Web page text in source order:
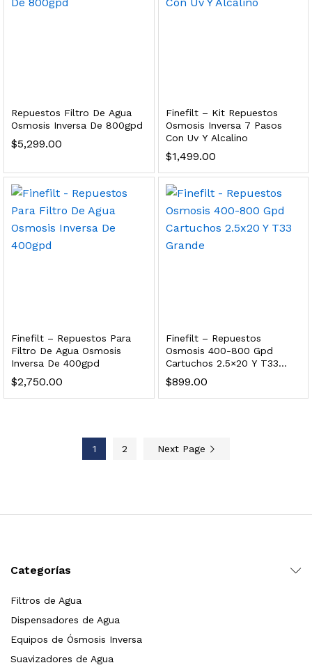
Repuestos Filtro De Agua
Osmosis Inversa De 800gpd
$5,299.00
Finefilt – Kit Repuestos
Osmosis Inversa 7 Pasos
Con Uv Y Alcalino
$1,499.00
Finefilt – Repuestos Para
Filtro De Agua Osmosis
Inversa De 400gpd
$2,750.00
Finefilt – Repuestos
Osmosis 400-800 Gpd
Cartuchos 2.5×20 Y T33
Grande
$899.00
1 2 Next Page
Categorías
Filtros de Agua
Dispensadores de Agua
Equipos de Ósmosis Inversa
Suavizadores de Agua
filtración, UV y contador Welltek WT-WFS-BF
Leer más
y filtración Welltek WT-WDF-30M
Bebedero de pared con llenador de botellas, botón mecánico, enfriamiento y filtración Welltek WT-WFSDF-30AMM
Leer más